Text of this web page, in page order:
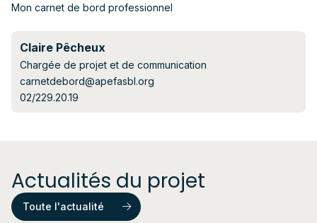
Mon carnet de bord professionnel
Claire Pêcheux
Chargée de projet et de communication
carnetdebord@apefasbl.org
02/229.20.19
Actualités du projet
Toute l'actualité